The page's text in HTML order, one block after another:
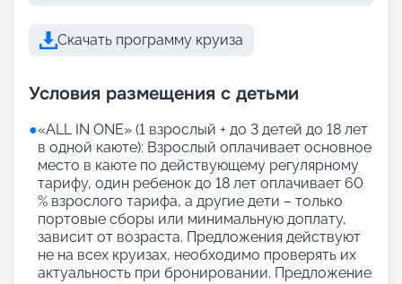
Скачать программу круиза
Условия размещения с детьми
●«АLL IN ONE» (1 взрослый + до 3 детей до 18 лет
в одной каюте): Взрослый оплачивает основное
место в каюте по действующему регулярному
тарифу, один ребенок до 18 лет оплачивает 60
% взрослого тарифа, а другие дети – только
портовые сборы или минимальную доплату,
зависит от возраста. Предложения действуют
не на всех круизах, необходимо проверять их
актуальность при бронировании. Предложение